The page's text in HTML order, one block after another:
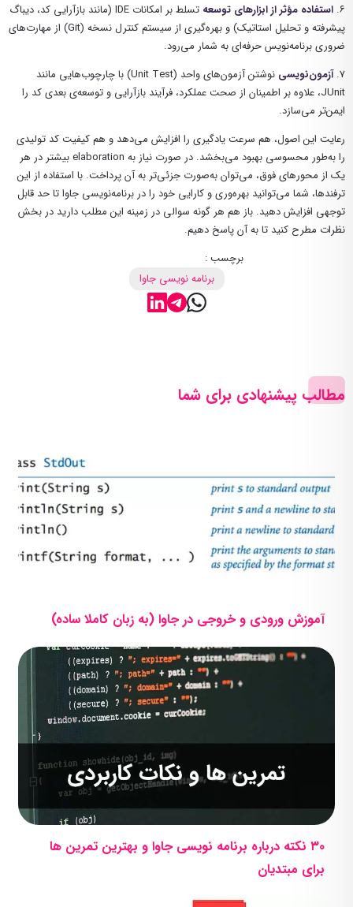
۶. استفاده مؤثر از ابزارهای توسعه
تسلط بر امکانات IDE (مانند بازآرایی کد، دیباگ
پیشرفته و تحلیل استاتیک) و بهره‌گیری از سیستم کنترل نسخه (Git) از مهارت‌های
ضروری برنامه‌نویس حرفه‌ای به شمار می‌رود.
۷. آزمون‌نویسی
نوشتن آزمون‌های واحد (Unit Test) با چارچوب‌هایی مانند
JUnit، علاوه بر اطمینان از صحت عملکرد، فرآیند بازآرایی و توسعه‌ی بعدی کد را
ایمن‌تر می‌سازد.
رعایت این اصول، هم سرعت یادگیری را افزایش می‌دهد و هم کیفیت کد تولیدی
را به‌طور محسوسی بهبود می‌بخشد. در صورت نیاز به elaboration بیشتر در هر
یک از محورهای فوق، می‌توان به‌صورت جزئی‌تر بهآن پرداخت. با استفاده از این
ترفندها، شما می‌توانید بهره‌وری و کارایی خود را در برنامه‌نویسی جاوا تا حد قابل
توجهی افزایش دهید. باز هم هر گونه سوالی در زمینه این مطلب دارید در بخش
نظرات مطرح کنید تا به آن پاسخ دهیم.
برچسب :
برنامه نویسی جاوا
مطالب پیشنهادی برای شما
آموزش ورودی و خروجی در جاوا (به زبان کاملا ساده)
۳۰ نکته درباره برنامه نویسی جاوا و بهترین تمرین ها
برای مبتدیان